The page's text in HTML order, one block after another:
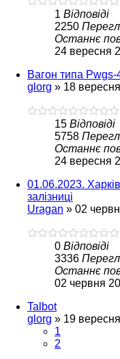
1 Відповіді
2250
Останнє
24 вересня
Вагон типа
glorg » 18
15 Відповіді
5758
Останнє
24 вересня
01.06.2023. Харків
залізниці
Uragan » 02
0 Відповіді
3336
Останнє
02 червня
Talbot
glorg » 19
1
2